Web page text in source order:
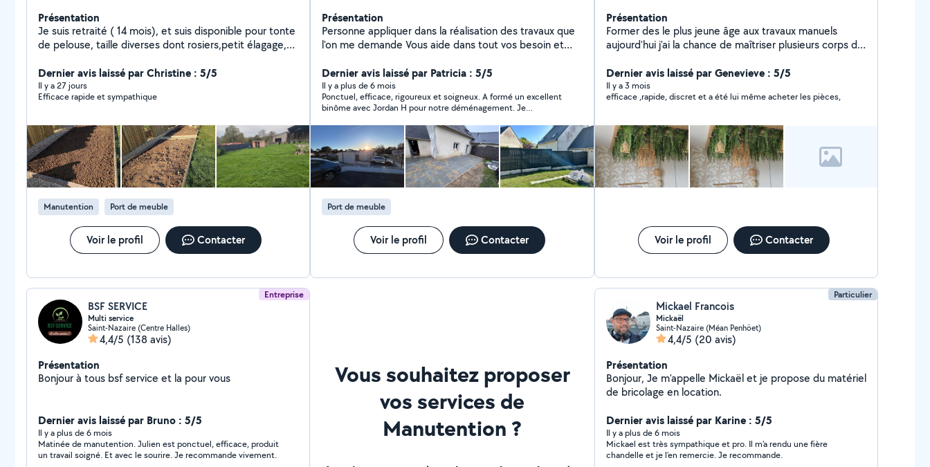
Présentation
Je suis retraité ( 14 mois), et suis disponible pour tonte
de pelouse, taille diverses dont rosiers,petit élagage,
déménagement. Budget à convenir ensemble, à la
tâche, ou à l heure (25/h ). Je me déplace dans un
périmètre d environ 20 km maximum autour de St
débroussailleur électrique également.
Dernier avis laissé par Christine : 5/5
Il y a 27 jours
Efficace rapide et sympathique
Manutention Port de meuble
Voir le profil Contacter
Présentation
Personne appliquer dans la réalisation des travaux que
l'on me demande Vous aide dans tout vos besoin et
carrelage, peinture, etc. n'hésitez pas à me contacter
je me mettrai à votre disposition dans les meilleurs
délais si nous nous mettons d'accord
Dernier avis laissé par Patricia : 5/5
Il y a plus de 6 mois
Ponctuel, efficace, rigoureux et soigneux. A formé un excellent
binôme avec Jordan H pour notre déménagement. Je
Port de meuble
Voir le profil Contacter
Présentation
Former des le plus jeune âge aux travaux manuels
aujourd'hui j'ai la chance de maîtriser plusieurs corps de
quotidien.
Dernier avis laissé par Genevieve : 5/5
Il y a 3 mois
efficace ,rapide, discret et a été lui même acheter les pièces,
Voir le profil Contacter
Entreprise
BSF SERVICE
Multi service
Saint-Nazaire (Centre Halles)
4,4/5 (138 avis)
Présentation
Bonjour à tous bsf service et la pour vous
Dernier avis laissé par Bruno : 5/5
Il y a plus de 6 mois
Matinée de manutention. Julien est ponctuel, efficace, produit
un travail soigné. Et avec le sourire. Je recommande vivement.
Vous souhaitez proposer
vos services de
Manutention ?
Particulier
Mickael Francois
Mickaël
Saint-Nazaire (Méan Penhöet)
4,4/5 (20 avis)
Présentation
Bonjour, Je m'appelle Mickaël et je propose du matériel
de bricolage en location.
Dernier avis laissé par Karine : 5/5
Il y a plus de 6 mois
Mickael est très sympathique et pro. Il m’a rendu une fière
chandelle et je l’en remercie. Je recommande.